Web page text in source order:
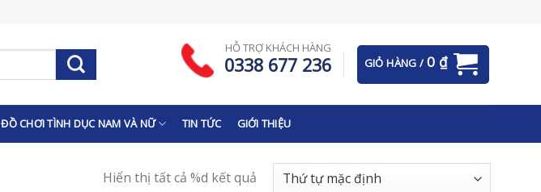
HỖ TRỢ KHÁCH HÀNG
0338 677 236 GIỎ HÀNG / 0 ₫
ĐỒ CHƠI TÌNH DỤC NAM VÀ NỮ TIN TỨC GIỚI THIỆU
Hiển thị tất cả %d kết quả